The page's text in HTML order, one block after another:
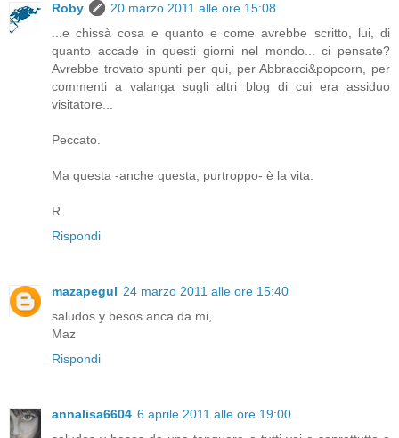
Roby
20 marzo 2011 alle ore 15:08
...e chissà cosa e quanto e come avrebbe scritto, lui, di
quanto accade in questi giorni nel mondo... ci pensate?
Avrebbe trovato spunti per qui, per Abbracci&popcorn, per
commenti a valanga sugli altri blog di cui era assiduo
visitatore...
Peccato.
Ma questa -anche questa, purtroppo- è la vita.
R.
Rispondi
mazapegul 24 marzo 2011 alle ore 15:40
saludos y besos anca da mi,
Maz
Rispondi
annalisa6604 6 aprile 2011 alle ore 19:00